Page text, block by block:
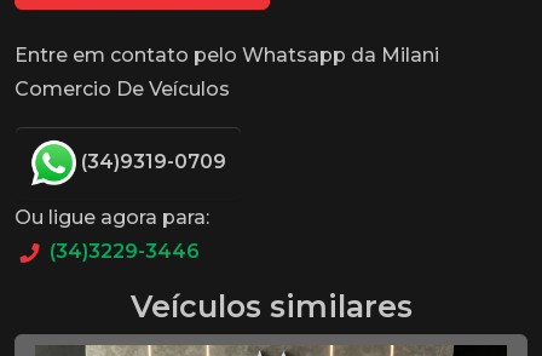
Entre em contato pelo Whatsapp da Milani
Comercio De Veículos
(34)9319-0709
Ou ligue agora para:
(34)3229-3446
Veículos similares